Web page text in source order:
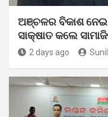
ଅଞ୍ଚଳର ବିକାଶ ନେଇ
ସାକ୍ଷାତ କଲେ
2 days ago